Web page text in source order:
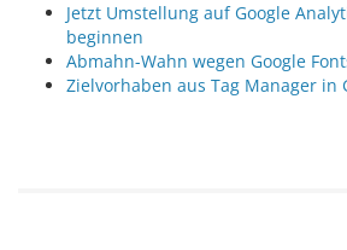
Jetzt Umstellung auf Google
beginnen
Abmahn-Wahn wegen Google
Zielvorhaben aus Tag Manager in